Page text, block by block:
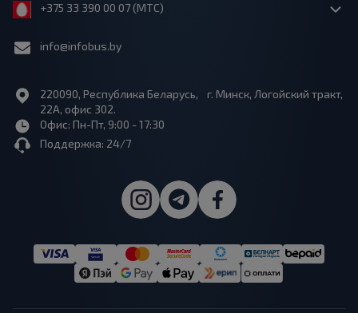
+375 33 390 00 07 (МТС)
info@infobus.by
220090, Республика Беларусь, г. Минск, Логойский тракт,
22А, офис 302.
Офис: Пн-Пт, 9:00 - 17:30
Поддержка: 24/7